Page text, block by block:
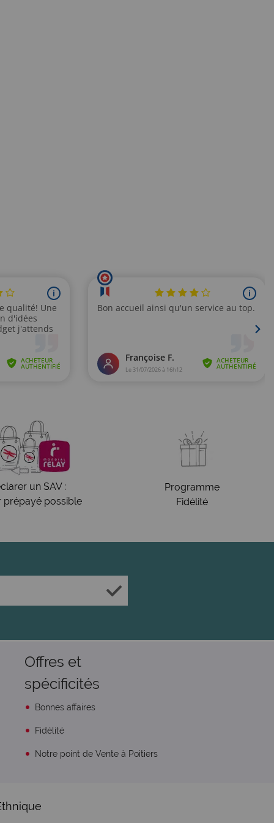
un SAV :
prépayé possible
Programme
Fidélité
Offres et
spécificités
Bonnes affaires
Fidélité
Notre point de Vente à Poitiers